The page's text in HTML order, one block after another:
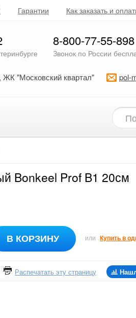
Гарантии Как заказать и
8-800-77-55-898
Звонок по России
ЖК "Московский квартал" pol-
Bonkeel Prof B1 20см
В КОРЗИНУ или Купить в
Распечатать эту страницу